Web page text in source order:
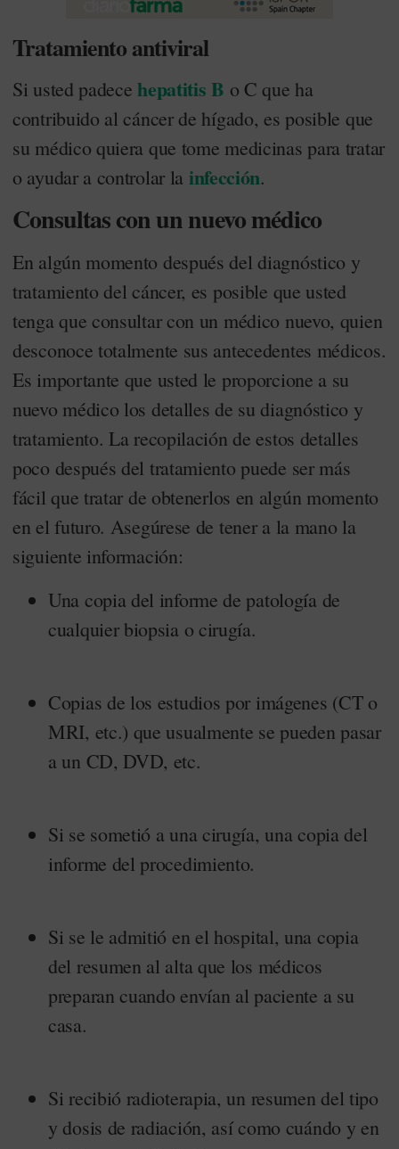
Tratamiento antiviral
Si usted padecehepatitis B o C que ha
contribuido al cáncer de hígado, es posible que
su médico quiera que tome medicinas para tratar
o ayudar a controlar la infección.
Consultas con un nuevo médico
En algún momento después del diagnóstico y
tratamiento del cáncer, es posible que usted
tenga que consultar con un médico nuevo, quien
desconoce totalmente sus antecedentes médicos.
Es importante que usted le proporcione a su
nuevo médico los detalles de su diagnóstico y
tratamiento. La recopilación de estos detalles
poco después del tratamiento puede ser más
fácil que tratar de obtenerlos en algún momento
en el futuro. Asegúrese de tener a la mano la
siguiente información:
Una copia del informe de patología de
cualquier biopsia o cirugía.
Copias de los estudios por imágenes (CT o
MRI, etc.) que usualmente se pueden pasar
a un CD, DVD, etc.
Si se sometió a una cirugía, una copia del
informe del procedimiento.
Si se le admitió en el hospital, una copia
del resumen al alta que los médicos
preparan cuando envían al paciente a su
casa.
Si recibió radioterapia, un resumen del tipo
y dosis de radiación, así como cuándo y en